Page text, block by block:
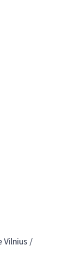
Vilnius /